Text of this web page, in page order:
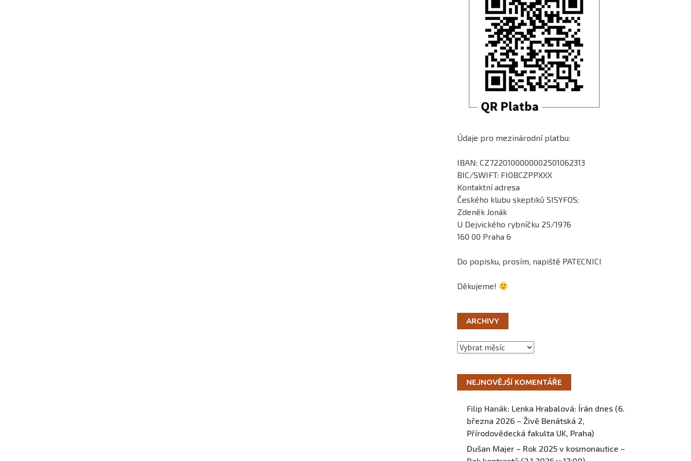
Údaje pro mezinárodní platbu:
IBAN: CZ7220100000002501062313
BIC/SWIFT: FIOBCZPPXXX
Kontaktní adresa
Českého klubu skeptiků SISYFOS:
Zdeněk Jonák
U Dejvického rybníčku 25/1976
160 00 Praha 6
Do popisku, prosím, napiště PATECNICI
Děkujeme!
ARCHIVY
Archivy
NEJNOVĚJŠÍ KOMENTÁŘE
Filip Hanák: Lenka Hrabalová: Írán dnes (6.
března 2026 – Živě Benátská 2,
Přírodovědecká fakulta UK, Praha)
Dušan Majer – Rok 2025 v kosmonautice –